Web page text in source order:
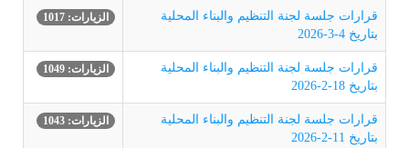
قرارات جلسة لجنة التنظيم والبناء المحلية
بتاريخ 4-3-2026
الزيارات: 1017
قرارات جلسة لجنة التنظيم والبناء المحلية
بتاريخ 18-2-2026
الزيارات: 1049
قرارات جلسة لجنة التنظيم والبناء المحلية
بتاريخ 11-2-2026
الزيارات: 1043